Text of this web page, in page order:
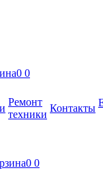
0 0
Ремонт
техники
Контакты
0 0